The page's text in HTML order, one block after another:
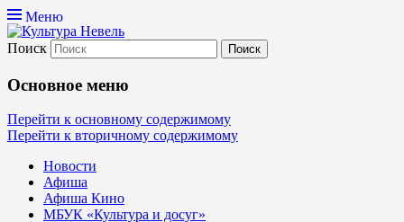
Меню
Культура Невель
МБУК Невельского района "Культура
и досуг"
Поиск
Основное меню
Перейти к основному содержимому
Перейти к вторичному содержимому
Новости
Афиша
Афиша Кино
МБУК «Культура и досуг»